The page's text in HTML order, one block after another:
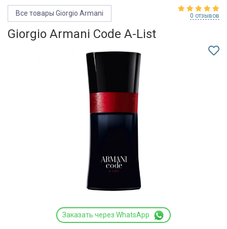
Все товары Giorgio Armani 0 отзывов
Giorgio Armani Code A-List
Заказать через WhatsApp